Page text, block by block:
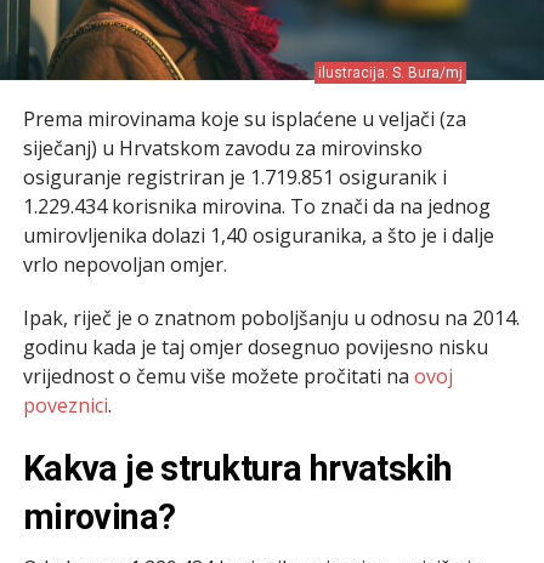
ilustracija: S. Bura/mj
Prema mirovinama koje su isplaćene u veljači (za
siječanj) u Hrvatskom zavodu za mirovinsko
osiguranje registriran je 1.719.851 osiguranik i
1.229.434 korisnika mirovina. To znači da na jednog
umirovljenika dolazi 1,40 osiguranika, a što je i dalje
vrlo nepovoljan omjer.
Ipak, riječ je o znatnom poboljšanju u odnosu na 2014.
godinu kada je taj omjer dosegnuo povijesno nisku
vrijednost o čemu više možete pročitati na ovoj
poveznici.
Kakva je struktura hrvatskih
mirovina?